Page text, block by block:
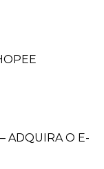
ADQUIRA O E-